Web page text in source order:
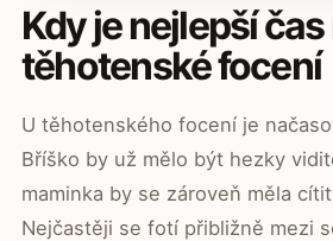
Kdy je nejlepší čas
těhotenské focení
U těhotenského focení je
Bříško by už mělo být hezky
maminka by se zároveň měla
Nejčastěji se fotí přibližně mezi